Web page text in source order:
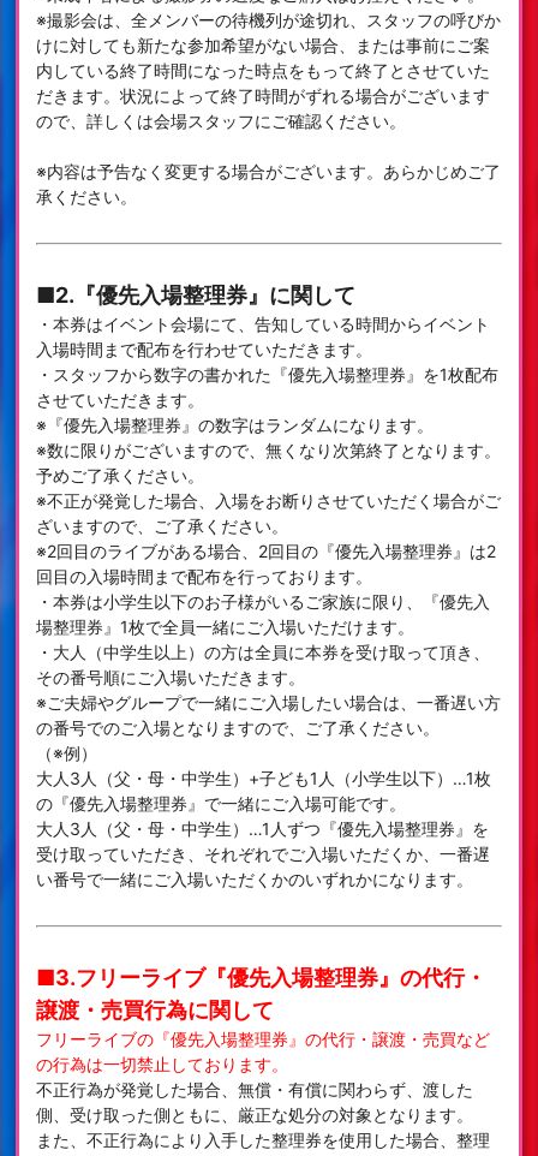
※撮影会は、全メンバーの待機列が途切れ、スタッフの呼びか
けに対しても新たな参加希望がない場合、または事前にご案
内している終了時間になった時点をもって終了とさせていた
だきます。状況によって終了時間がずれる場合がございます
ので、詳しくは会場スタッフにご確認ください。
※内容は予告なく変更する場合がございます。あらかじめご了
承ください。
■2.『優先入場整理券』に関して
・本券はイベント会場にて、告知している時間からイベント
入場時間まで配布を行わせていただきます。
・スタッフから数字の書かれた『優先入場整理券』を1枚配布
させていただきます。
※『優先入場整理券』の数字はランダムになります。
※数に限りがございますので、無くなり次第終了となります。
予めご了承ください。
※不正が発覚した場合、入場をお断りさせていただく場合がご
ざいますので、ご了承ください。
※2回目のライブがある場合、2回目の『優先入場整理券』は2
回目の入場時間まで配布を行っております。
・本券は小学生以下のお子様がいるご家族に限り、『優先入
場整理券』1枚で全員一緒にご入場いただけます。
・大人（中学生以上）の方は全員に本券を受け取って頂き、
その番号順にご入場いただきます。
※ご夫婦やグループで一緒にご入場したい場合は、一番遅い方
の番号でのご入場となりますので、ご了承ください。
（※例）
大人3人（父・母・中学生）+子ども1人（小学生以下）…1枚
の『優先入場整理券』で一緒にご入場可能です。
大人3人（父・母・中学生）…1人ずつ『優先入場整理券』を
受け取っていただき、それぞれでご入場いただくか、一番遅
い番号で一緒にご入場いただくかのいずれかになります。
■3.フリーライブ『優先入場整理券』の代行・
譲渡・売買行為に関して
フリーライブの『優先入場整理券』の代行・譲渡・売買など
の行為は一切禁止しております。
不正行為が発覚した場合、無償・有償に関わらず、渡した
側、受け取った側ともに、厳正な処分の対象となります。
また、不正行為により入手した整理券を使用した場合、整理